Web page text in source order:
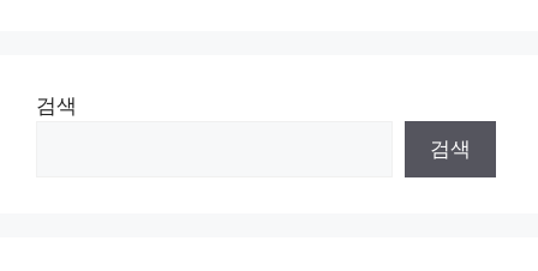
검색
검색